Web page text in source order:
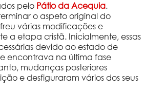
pelo Pátio da Acequia.
o aspeto original do
várias modificações e
a etapa cristã. Inicialmente, essas
devido ao estado de
encontrava na última fase
mudanças posteriores
e desfiguraram vários dos seus